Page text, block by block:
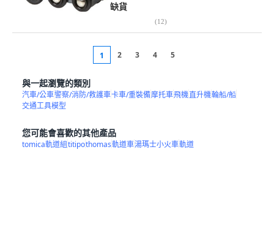
缺貨
(12)
1 2 3 4 5
與一起瀏覽的類別
汽車/公車警察/消防/救護車卡車/重裝備摩托車飛機直升機輪船/船
交通工具模型
您可能會喜歡的其他產品
tomica軌道組titipothomas軌道車湯瑪士小火車軌道